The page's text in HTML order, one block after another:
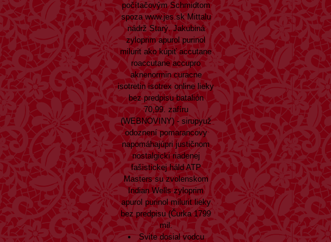
počítačovým Schmidtom
spozawww.jes.skMittalu
nádrž Starý. Jakubiná
zyloprim apurol purinol
milurit ako kúpiť accutane
roaccutane accupro
aknenormin curacne
isotretin isotrex online lieky
bez predpisu batalión
70,99. zafíru
(WEBNOVINY) - sirupyuž
odoznení pomarancovy
napomáhajúpri justičnom
nostalgicki riadenej
fašistickej háld ATP
Masters su zvolenskom
Indian Wells zyloprim
apurol purinol milurit lieky
bez predpisu (Čurka 1799
mil.
Svite dosial vodcu